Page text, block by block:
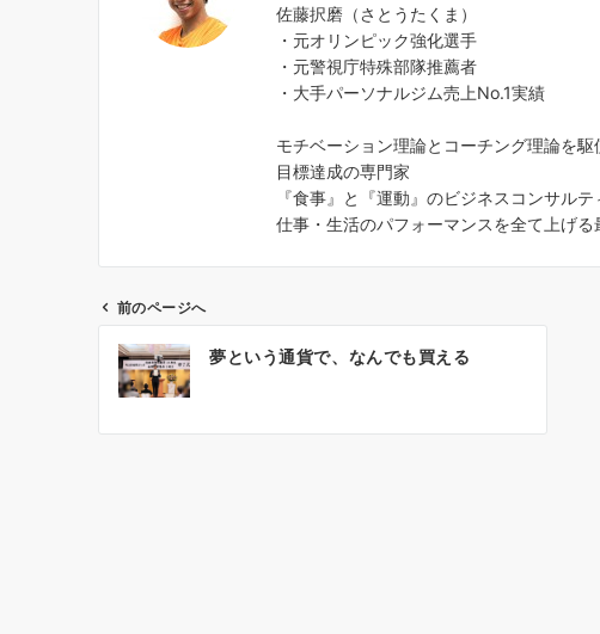
佐藤択磨（さとうたくま）
・元オリンピック強化選手
・元警視庁特殊部隊推薦者
・大手パーソナルジム売上No.1実績
モチベーション理論とコーチング理論を駆
目標達成の専門家
『食事』と『運動』のビジネスコンサルテ
仕事・生活のパフォーマンスを全て上げる
前のページへ
夢という通貨で、なんでも買える